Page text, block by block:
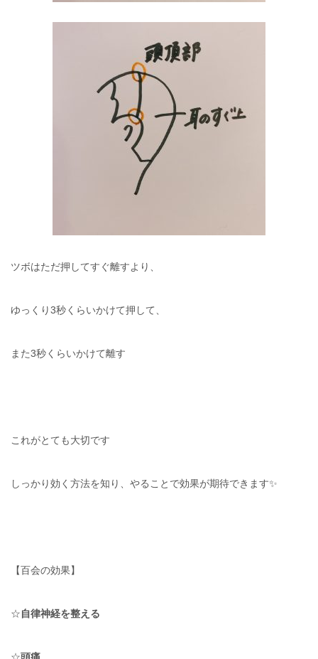
ツボはただ押してすぐ離すより、
ゆっくり3秒くらいかけて押して、
また3秒くらいかけて離す
これがとても大切です
しっかり効く方法を知り、やることで効果が期待できます✨
【百会の効果】
☆自律神経を整える